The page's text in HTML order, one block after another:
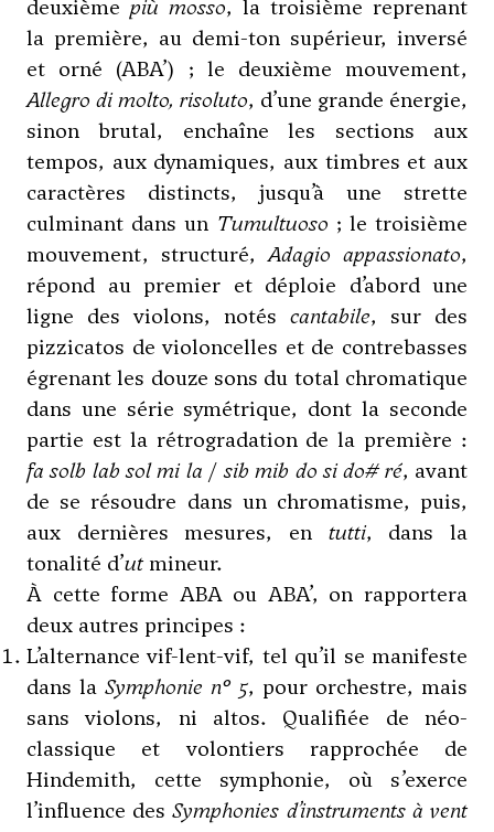
deuxième più mosso, la troisième reprenant
la première, au demi-ton supérieur, inversé
et orné (ABA’) ; le deuxième mouvement,
Allegro di molto, risoluto, d’une grande énergie,
sinon brutal, enchaîne les sections aux
tempos, aux dynamiques, aux timbres et aux
caractères distincts, jusqu’à une strette
culminant dans un Tumultuoso ; le troisième
mouvement, structuré,Adagio appassionato,
répond au premier et déploie d’abord une
ligne des violons, notés cantabile, sur des
pizzicatos de violoncelles et de contrebasses
égrenant les douze sons du total chromatique
dans une série symétrique, dont la seconde
partie est la rétrogradation de la première :
fa solb lab sol mi la /sib mib do si do# ré, avant
de se résoudre dans un chromatisme, puis,
aux dernières mesures, en tutti, dans la
tonalité d’utmineur.
À cette forme ABA ou ABA’, on rapportera
deux autres principes :
L’alternance vif-lent-vif, tel qu’il se manifeste
dans laSymphonie n° 5, pour orchestre, mais
sans violons, ni altos. Qualifiée de néo-
classique et volontiers rapprochée de
Hindemith, cette symphonie, où s’exerce
l’influence desSymphonies d’instruments à vent